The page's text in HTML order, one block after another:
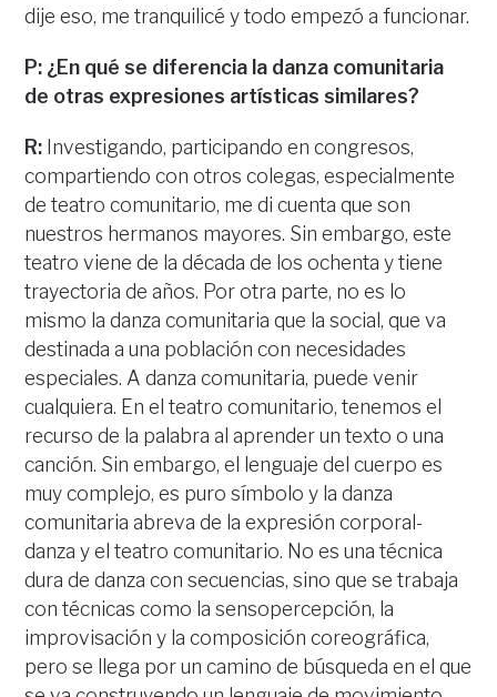
dije eso, me tranquilicé y todo empezó a funcionar.
P: ¿En qué se diferencia la danza comunitaria
de otras expresiones artísticas similares?
R: Investigando, participando en congresos,
compartiendo con otros colegas, especialmente
de teatro comunitario, me di cuenta que son
nuestros hermanos mayores. Sin embargo, este
teatro viene de la década de los ochenta y tiene
trayectoria de años. Por otra parte, no es lo
mismo la danza comunitaria que la social, que va
destinada a una población con necesidades
especiales. A danza comunitaria, puede venir
cualquiera. En el teatro comunitario, tenemos el
recurso de la palabra al aprender un texto o una
canción. Sin embargo, el lenguaje del cuerpo es
muy complejo, es puro símbolo y la danza
comunitaria abreva de la expresión corporal-
danza y el teatro comunitario. No es una técnica
dura de danza con secuencias, sino que se trabaja
con técnicas como la sensopercepción, la
improvisación y la composición coreográfica,
pero se llega por un camino de búsqueda en el que